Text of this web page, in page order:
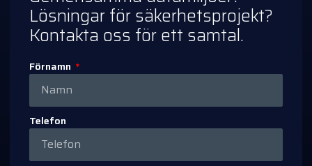
Lösningar för säkerhetsprojekt?
Kontakta oss för ett samtal.
Förnamn
Telefon